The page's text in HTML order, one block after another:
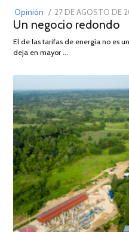
Opinión
POSTED
ON
27 DE AGOSTO DE
Un negocio redondo
El de las tarifas de energía no es
deja en mayor …